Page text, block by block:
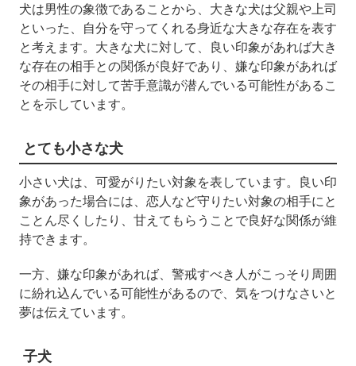
犬は男性の象徴であることから、大きな犬は父親や上司
といった、自分を守ってくれる身近な大きな存在を表す
と考えます。大きな犬に対して、良い印象があれば大き
な存在の相手との関係が良好であり、嫌な印象があれば
その相手に対して苦手意識が潜んでいる可能性があるこ
とを示しています。
とても小さな犬
小さい犬は、可愛がりたい対象を表しています。良い印
象があった場合には、恋人など守りたい対象の相手にと
ことん尽くしたり、甘えてもらうことで良好な関係が維
持できます。
一方、嫌な印象があれば、警戒すべき人がこっそり周囲
に紛れ込んでいる可能性があるので、気をつけなさいと
夢は伝えています。
子犬